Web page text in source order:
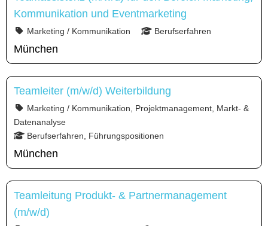
Kommunikation und Eventmarketing
Marketing / Kommunikation Berufserfahren
München
Teamleiter (m/w/d) Weiterbildung
Marketing / Kommunikation, Projektmanagement, Markt- &
Datenanalyse
Berufserfahren, Führungspositionen
München
Teamleitung Produkt- & Partnermanagement
(m/w/d)